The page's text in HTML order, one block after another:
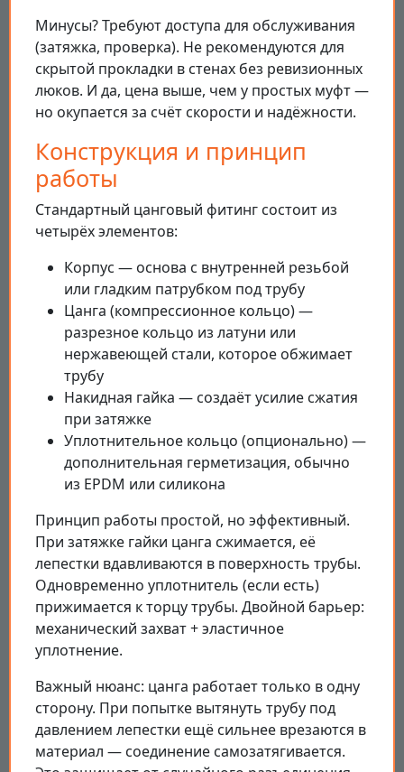
Минусы? Требуют доступа для обслуживания
(затяжка, проверка). Не рекомендуются для
скрытой прокладки в стенах без ревизионных
люков. И да, цена выше, чем у простых муфт —
но окупается за счёт скорости и надёжности.
Конструкция и принцип
работы
Стандартный цанговый фитинг состоит из
четырёх элементов:
Корпус — основа с внутренней резьбой
или гладким патрубком под трубу
Цанга (компрессионное кольцо) —
разрезное кольцо из латуни или
нержавеющей стали, которое обжимает
трубу
Накидная гайка — создаёт усилие сжатия
при затяжке
Уплотнительное кольцо (опционально) —
дополнительная герметизация, обычно
из EPDM или силикона
Принцип работы простой, но эффективный.
При затяжке гайки цанга сжимается, её
лепестки вдавливаются в поверхность трубы.
Одновременно уплотнитель (если есть)
прижимается к торцу трубы. Двойной барьер:
механический захват + эластичное
уплотнение.
Важный нюанс: цанга работает только в одну
сторону. При попытке вытянуть трубу под
давлением лепестки ещё сильнее врезаются в
материал — соединение самозатягивается.